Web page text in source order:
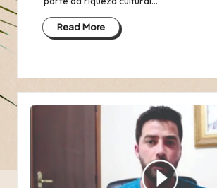
Read More